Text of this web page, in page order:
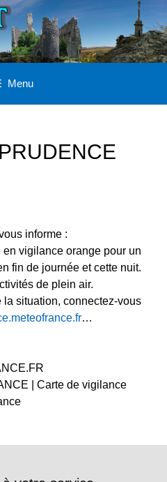
Menu
informe :
en vigilance orange pour un
fin de journée et cette nuit.
de plein air.
la situation, connectez-vous
…
| Carte de vigilance